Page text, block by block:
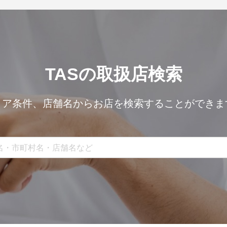
TASの取扱店検索
条件、店舗名からお店を検索することができ